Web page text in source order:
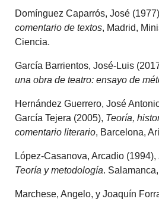
Domínguez Caparrós, José
comentario de textos, Madrid,
Ciencia.
García Barrientos, José-Luis
una obra de teatro: ensayo de
Hernández Guerrero, José
García Tejera (2005), Teoría,
comentario literario, Barcelona,
López-Casanova, Arcadio (1994),
Teoría y metodología.
Marchese, Angelo, y Joaquín